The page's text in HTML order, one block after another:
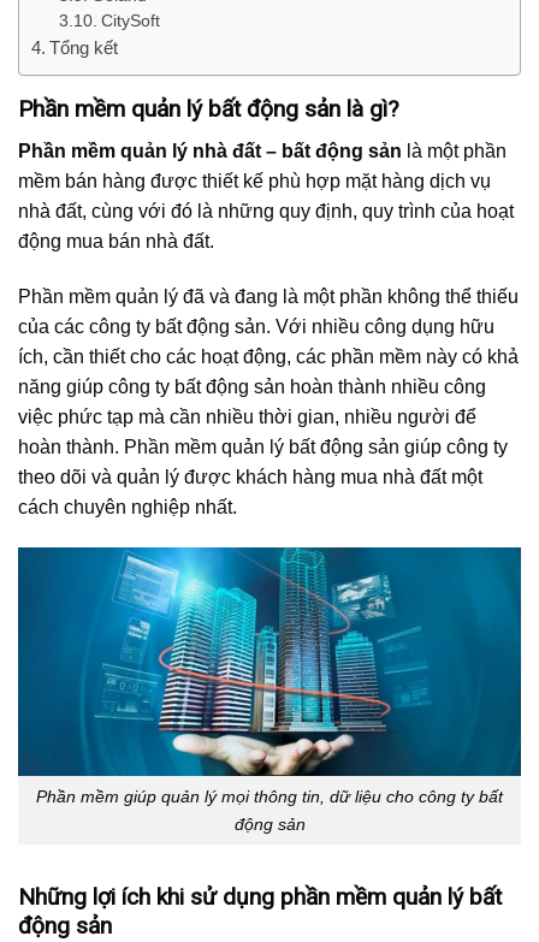
CitySoft
Tổng kết
Phần mềm quản lý bất động sản là gì?
Phần mềm quản lý nhà đất – bất động sản là một phần
mềm bán hàng được thiết kế phù hợp mặt hàng dịch vụ
nhà đất, cùng với đó là những quy định, quy trình của hoạt
động mua bán nhà đất.
Phần mềm quản lý đã và đang là một phần không thể thiếu
của các công ty bất động sản. Với nhiều công dụng hữu
ích, cần thiết cho các hoạt động, các phần mềm này có khả
năng giúp công ty bất động sản hoàn thành nhiều công
việc phức tạp mà cần nhiều thời gian, nhiều người để
hoàn thành. Phần mềm quản lý bất động sản giúp công ty
theo dõi và quản lý được khách hàng mua nhà đất một
cách chuyên nghiệp nhất.
Phần mềm giúp quản lý mọi thông tin, dữ liệu cho công ty bất
động sản
Những lợi ích khi sử dụng phần mềm quản lý bất
động sản